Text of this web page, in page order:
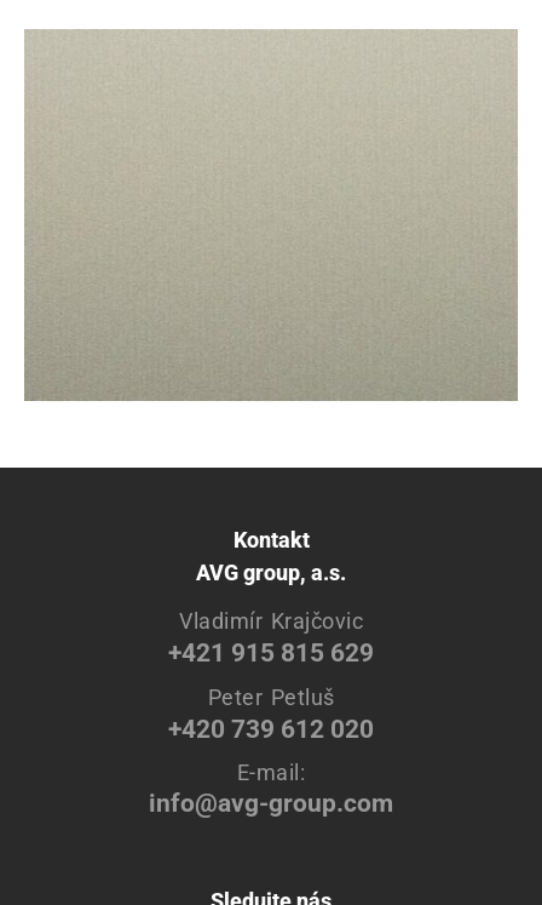
Kontakt
AVG group, a.s.
Vladimír Krajčovic
+421 915 815 629
Peter Petluš
+420 739 612 020
E-mail:
info@avg-group.com